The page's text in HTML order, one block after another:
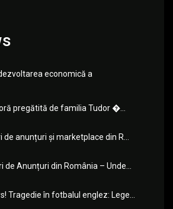
economică a
pregătită de familia Tudor �...
anunțuri și marketplace din R...
de Anunțuri din România – Unde...
Tragedie în fotbalul englez: Lege...